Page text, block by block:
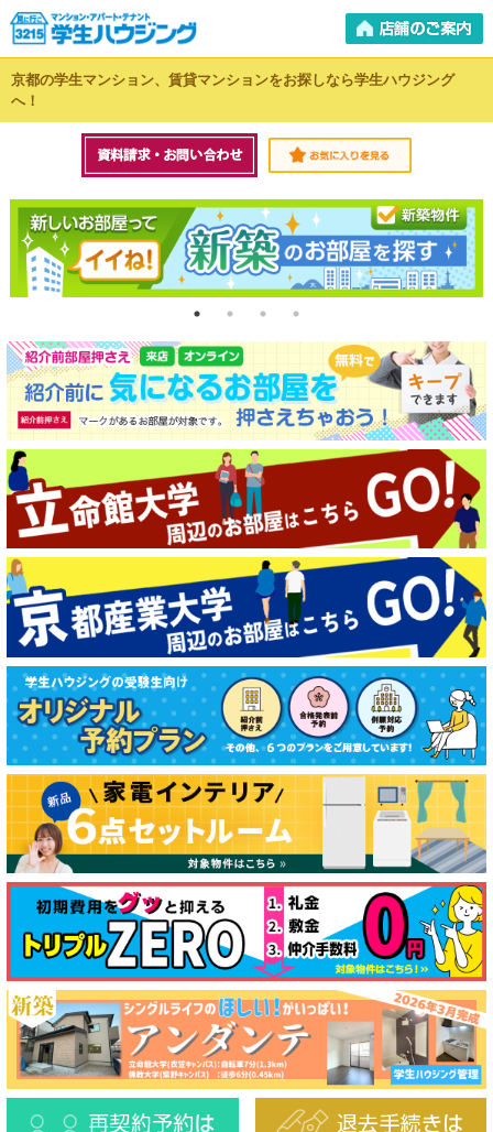
京都の学生マンション、賃貸マンションをお探しなら学生ハウジング
へ！